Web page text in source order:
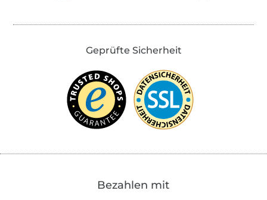
Geprüfte Sicherheit
Bezahlen mit